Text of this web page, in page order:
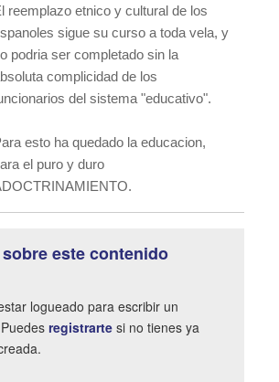
reemplazo etnico y cultural de los
sigue su curso a toda vela, y
podria ser completado sin la
complicidad de los
del sistema "educativo".
esto ha quedado la educacion,
el puro y duro
este contenido
logueado para escribir un
registrarte si no tienes ya